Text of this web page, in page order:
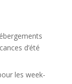
d’été
les week-